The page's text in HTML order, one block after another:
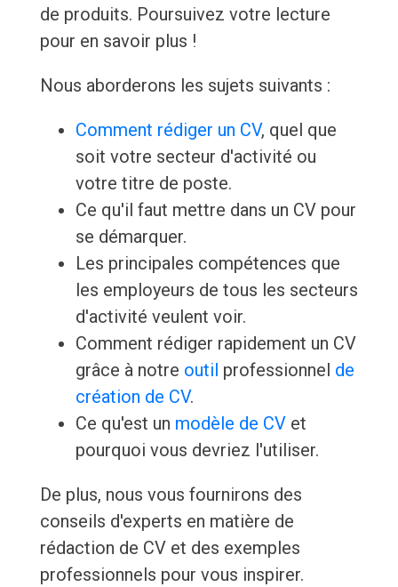
de produits. Poursuivez votre lecture
pour en savoir plus !
Nous aborderons les sujets suivants :
Comment rédiger un CV, quel que
soit votre secteur d'activité ou
votre titre de poste.
Ce qu'il faut mettre dans un CV pour
se démarquer.
Les principales compétences que
les employeurs de tous les secteurs
d'activité veulent voir.
Comment rédiger rapidement un CV
grâce à notre outil professionnel de
création de CV.
Ce qu'est un modèle de CVet
pourquoi vous devriez l'utiliser.
De plus, nous vous fournirons des
conseils d'experts en matière de
rédaction de CV et des exemples
professionnels pour vous inspirer.